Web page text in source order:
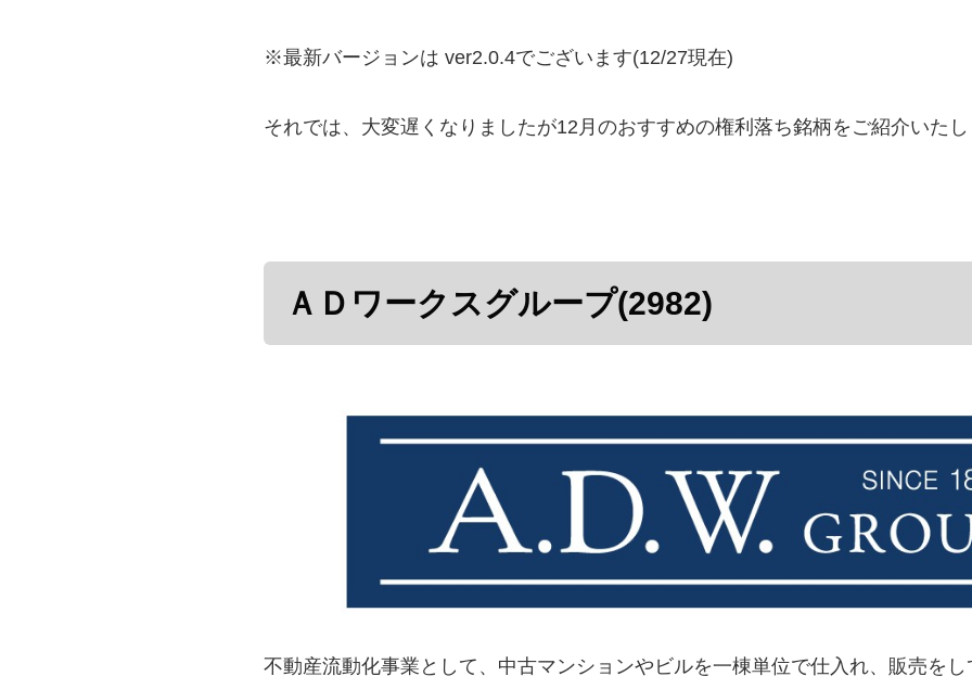
※最新バージョンは ver2.0.4でございます(12/27現在)
それでは、大変遅くなりましたが12月のおすすめの権利落ち銘柄をご紹介いた
ＡＤワークスグループ(2982)
不動産流動化事業として、中古マンションやビルを一棟単位で仕入れ、販売を